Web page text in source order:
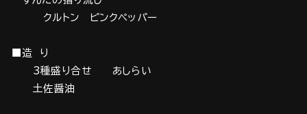
クルトン ピンクペッパー
■造 り
3種盛り合せ あしらい
土佐醤油